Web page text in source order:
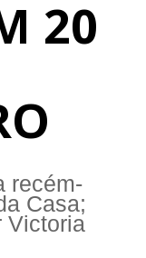
20
recém-
Casa;
Victoria